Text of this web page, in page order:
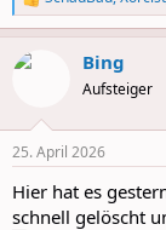
R
e
a
c
s
Bing
Aufsteiger
25. April 2026
Hier hat es
schnell gelöscht